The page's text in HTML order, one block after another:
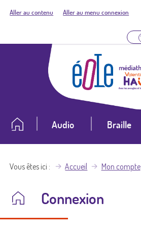
Aller au contenu Aller au menu connexion
Audio Braille
Vous êtes ici Accueil Mon compte
Connexion